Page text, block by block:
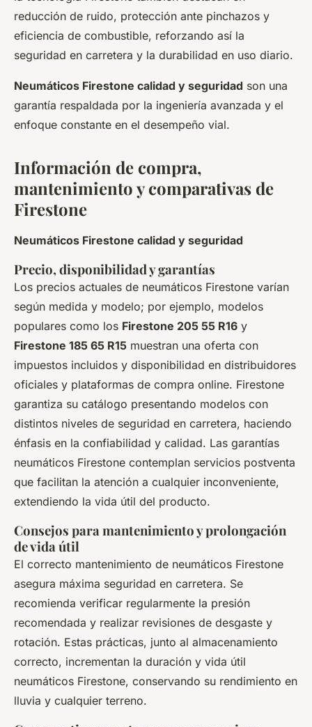
reducción de ruido, protección ante pinchazos y
eficiencia de combustible, reforzando así la
seguridad en carretera y la durabilidad en uso diario.
Neumáticos Firestone calidad y seguridad son una
garantía respaldada por la ingeniería avanzada y el
enfoque constante en el desempeño vial.
Información de compra,
mantenimiento y comparativas de
Firestone
Neumáticos Firestone calidad y seguridad
Precio, disponibilidad y garantías
Los precios actuales de neumáticos Firestone varían
según medida y modelo; por ejemplo, modelos
populares como los Firestone 205 55 R16 y
Firestone 185 65 R15 muestran una oferta con
impuestos incluidos y disponibilidad en distribuidores
oficiales y plataformas de compra online. Firestone
garantiza su catálogo presentando modelos con
distintos niveles de seguridad en carretera, haciendo
énfasis en la confiabilidad y calidad. Las garantías
neumáticos Firestone contemplan servicios postventa
que facilitan la atención a cualquier inconveniente,
extendiendo la vida útil del producto.
Consejos para mantenimiento y prolongación
de vida útil
El correcto mantenimiento de neumáticos Firestone
asegura máxima seguridad en carretera. Se
recomienda verificar regularmente la presión
recomendada y realizar revisiones de desgaste y
rotación. Estas prácticas, junto al almacenamiento
correcto, incrementan la duración y vida útil
neumáticos Firestone, conservando su rendimiento en
lluvia y cualquier terreno.